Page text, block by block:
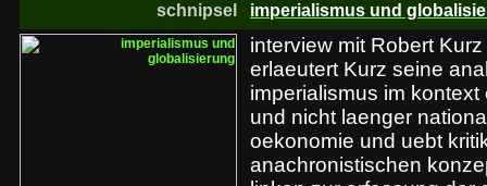
schnipsel imperialismus und
interview mit Robert
erlaeutert Kurz seine
imperialismus im
und nicht laenger
oekonomie und uebt
anachronistischen